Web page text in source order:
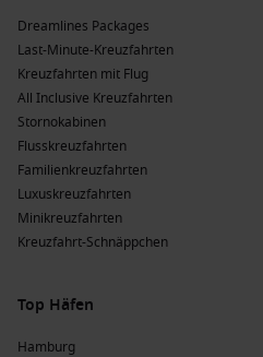
Dreamlines Packages
Last-Minute-Kreuzfahrten
Kreuzfahrten mit Flug
All Inclusive Kreuzfahrten
Stornokabinen
Flusskreuzfahrten
Familienkreuzfahrten
Luxuskreuzfahrten
Minikreuzfahrten
Kreuzfahrt-Schnäppchen
Top Häfen
Hamburg